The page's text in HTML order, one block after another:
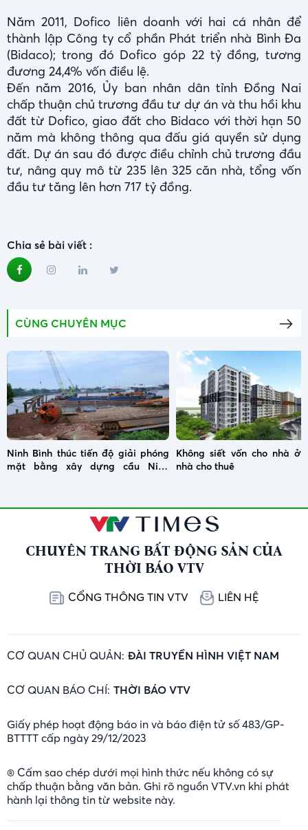
Năm 2011, Dofico liên doanh với hai cá nhân để
thành lập Công ty cổ phần Phát triển nhà Bình Đa
(Bidaco); trong đó Dofico góp 22 tỷ đồng, tương
đương 24,4% vốn điều lệ.
Đến năm 2016, Ủy ban nhân dân tỉnh Đồng Nai
chấp thuận chủ trương đầu tư dự án và thu hồi khu
đất từ Dofico, giao đất cho Bidaco với thời hạn 50
năm mà không thông qua đấu giá quyền sử dụng
đất. Dự án sau đó được điều chỉnh chủ trương đầu
tư, nâng quy mô từ 235 lên 325 căn nhà, tổng vốn
đầu tư tăng lên hơn 717 tỷ đồng.
Chia sẻ bài viết :
CÙNG CHUYÊN MỤC
Ninh Bình thúc tiến độ giải phóng
mặt bằng xây dựng cầu Ninh
Không siết vốn cho nhà ở
nhà cho thuê
CHUYÊN TRANG BẤT ĐỘNG SẢN CỦA
THỜI BÁO VTV
CỔNG THÔNG TIN VTV LIÊN HỆ
CƠ QUAN CHỦ QUẢN: ĐÀI TRUYỀN HÌNH VIỆT NAM
CƠ QUAN BÁO CHÍ: THỜI BÁO VTV
Giấy phép hoạt động báo in và báo điện tử số 483/GP-
BTTTT cấp ngày 29/12/2023
® Cấm sao chép dưới mọi hình thức nếu không có sự
chấp thuận bằng văn bản. Ghi rõ nguồn VTV.vn khi phát
hành lại thông tin từ website này.